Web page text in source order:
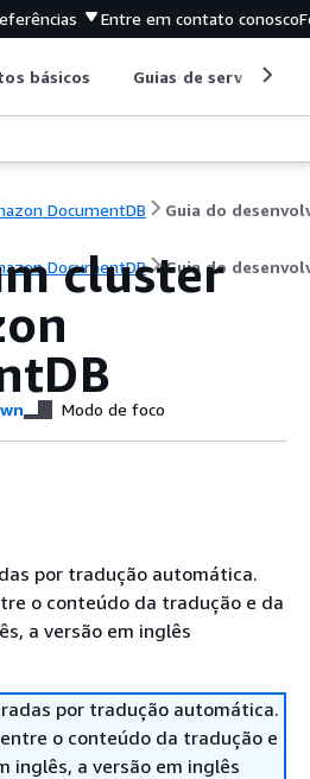
Entre em contato conosco
básicos Guias de serviço
DocumentDB
DocumentDB Guia do
cluster
Modo de foco
por tradução automática.
o conteúdo da tradução e da
a versão em inglês
por tradução automática.
o conteúdo da tradução e
inglês, a versão em inglês